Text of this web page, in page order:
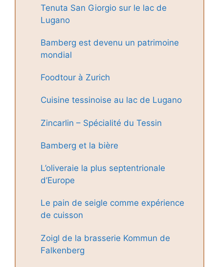
Tenuta San Giorgio sur le lac de
Lugano
Bamberg est devenu un patrimoine
mondial
Foodtour à Zurich
Cuisine tessinoise au lac de Lugano
Zincarlin – Spécialité du Tessin
Bamberg et la bière
L’oliveraie la plus septentrionale
d’Europe
Le pain de seigle comme expérience
de cuisson
Zoigl de la brasserie Kommun de
Falkenberg